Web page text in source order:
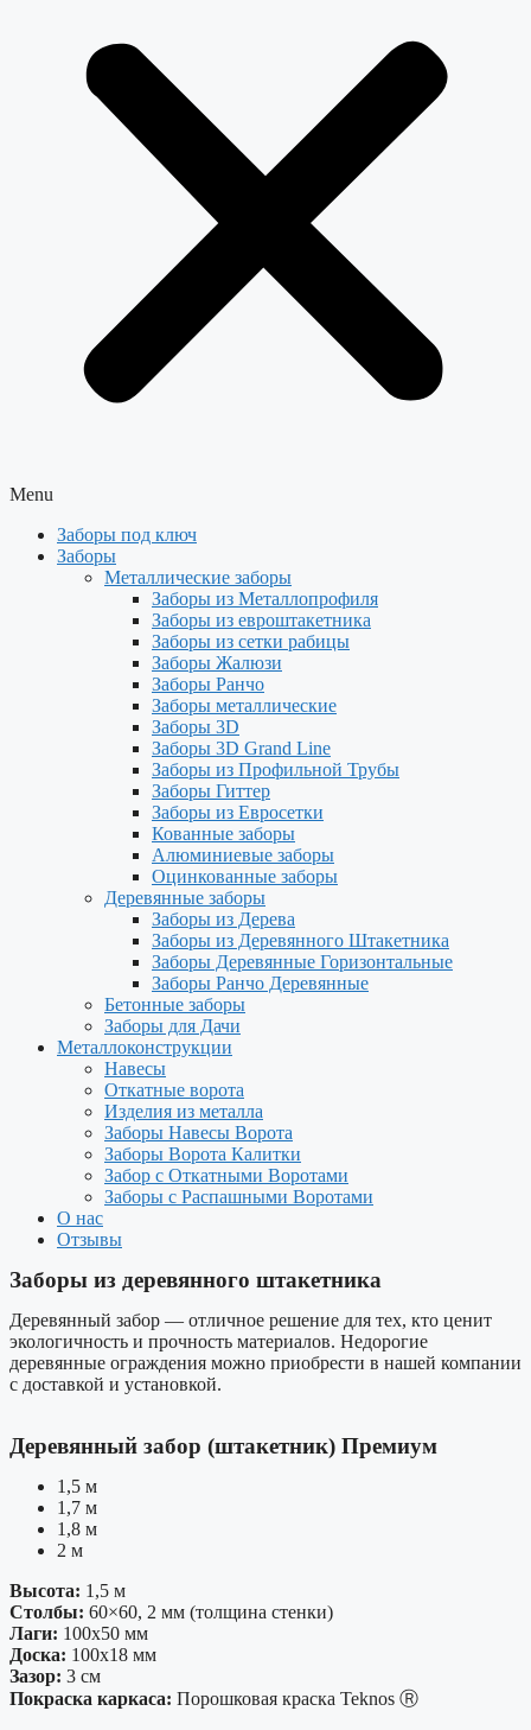
Menu
Заборы под ключ
Заборы
Металлические заборы
Заборы из Металлопрофиля
Заборы из евроштакетника
Заборы из сетки рабицы
Заборы Жалюзи
Заборы Ранчо
Заборы металлические
Заборы 3D
Заборы 3D Grand Line
Заборы из Профильной Трубы
Заборы Гиттер
Заборы из Евросетки
Кованные заборы
Алюминиевые заборы
Оцинкованные заборы
Деревянные заборы
Заборы из Дерева
Заборы из Деревянного Штакетника
Заборы Деревянные Горизонтальные
Заборы Ранчо Деревянные
Бетонные заборы
Заборы для Дачи
Металлоконструкции
Навесы
Откатные ворота
Изделия из металла
Заборы Навесы Ворота
Заборы Ворота Калитки
Забор с Откатными Воротами
Заборы с Распашными Воротами
О нас
Отзывы
Заборы из деревянного штакетника
Деревянный забор — отличное решение для тех, кто ценит
экологичность и прочность материалов. Недорогие
деревянные ограждения можно приобрести в нашей компании
с доставкой и установкой.
Деревянный забор (штакетник) Премиум
1,5 м
1,7 м
1,8 м
2 м
Высота: 1,5 м
Столбы: 60×60, 2 мм (толщина стенки)
Лаги: 100х50 мм
Доска: 100х18 мм
Зазор: 3 см
Покраска каркаса: Порошковая краска Teknos Ⓡ